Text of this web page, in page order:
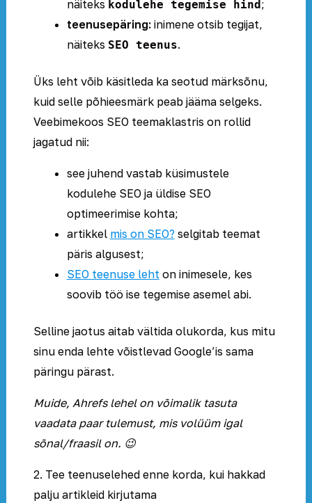
näiteks kodulehe tegemise hind ;
teenusepäring:inimene otsib tegijat,
näiteks SEO teenus.
Üks leht võib käsitleda ka seotud märksõnu,
kuid selle põhieesmärk peab jääma selgeks.
Veebimekoos SEO teemaklastris on rollid
jagatud nii:
see juhend vastab küsimustele
kodulehe SEO ja üldise SEO
optimeerimise kohta;
artikkel mis on SEO? selgitab teemat
päris algusest;
SEO teenuse leht on inimesele, kes
soovib töö ise tegemise asemel abi.
Selline jaotus aitab vältida olukorda, kus mitu
sinu enda lehte võistlevad Google’is sama
päringu pärast.
Muide, Ahrefs lehel on võimalik tasuta
vaadata paar tulemust, mis volüüm igal
sõnal/fraasil on. 😉
2. Tee teenuselehed enne korda, kui hakkad
palju artikleid kirjutama